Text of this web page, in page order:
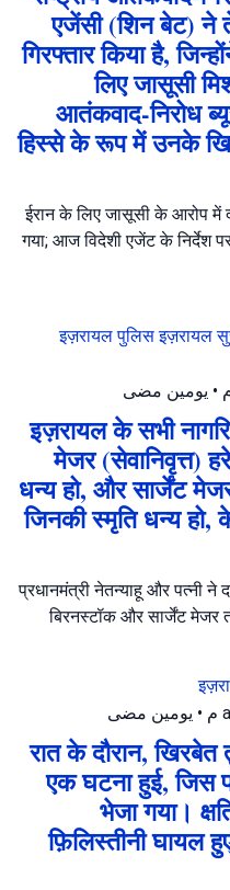
एजेंसी (शिन बेट) ने
गिरफ्तार किया है,
लिए जासूसी
आतंकवाद-निरोध
हिस्से के रूप में उनके
ईरान के लिए जासूसी के आरोप में
गया; आज विदेशी एजेंट के निर्देश
इज़रायल पुलिसइज़रायल
• يومين مضى
इज़रायल के सभी
मेजर (सेवानिवृत्त)
धन्य हो, और सार्जेंट
जिनकी स्मृति धन्य
प्रधानमंत्री नेतन्याहू और पत्नी ने
बिरनस्टॉक और सार्जेंट मेजर
• يومين مضى
रात के दौरान, खिरबेत
एक घटना हुई, जिस
भेजा गया।
फ़िलिस्तीनी घायल